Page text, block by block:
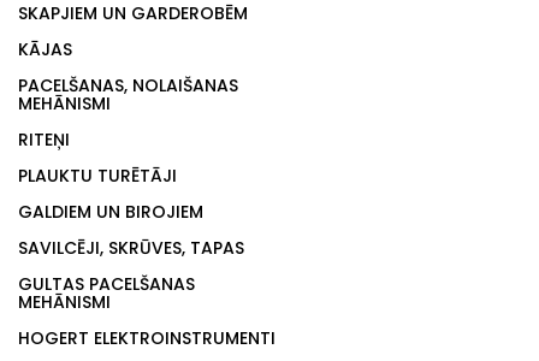
SKAPJIEM UN GARDEROBĒM
KĀJAS
PACELŠANAS, NOLAIŠANAS
MEHĀNISMI
RITEŅI
PLAUKTU TURĒTĀJI
GALDIEM UN BIROJIEM
SAVILCĒJI, SKRŪVES, TAPAS
GULTAS PACELŠANAS
MEHĀNISMI
HOGERT ELEKTROINSTRUMENTI